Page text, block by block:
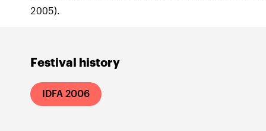
Festival history
IDFA 2006
2005).